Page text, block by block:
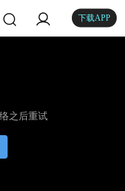
下载APP
之后重试